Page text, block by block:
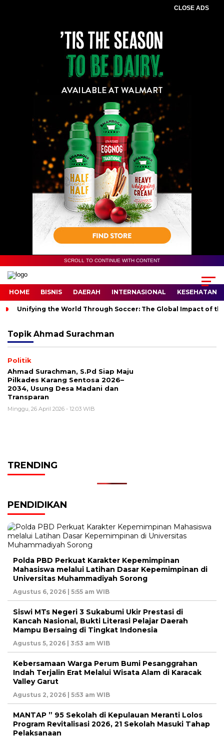
CLOSE ADS
SCROLL TO CONTINUE WITH CONTENT
HOME BISNIS DAERAH INTERNASIONAL KESEHATAN
Unifying the World Through Soccer: The Global Impact of
Topik Ahmad Surachman
Politik
Ahmad Surachman, S.Pd Siap Maju
Pilkades Karang Sentosa 2026–
2034, Usung Desa Madani dan
Transparan
Minggu, 26 April 2026 - 12:03 WIB
TRENDING
PENDIDIKAN
Polda PBD Perkuat Karakter Kepemimpinan
Mahasiswa melalui Latihan Dasar Kepemimpinan di
Universitas Muhammadiyah Sorong
Agustus 6, 2026 | 5:55 am WIB
Siswi MTs Negeri 3 Sukabumi Ukir Prestasi di
Kancah Nasional, Bukti Literasi Pelajar Daerah
Mampu Bersaing di Tingkat Indonesia
Agustus 5, 2026 | 3:53 am WIB
Kebersamaan Warga Perum Bumi Pesanggrahan
Indah Terjalin Erat Melalui Wisata Alam di Karacak
Valley Garut
Agustus 2, 2026 | 5:53 am WIB
MANTAP ” 95 Sekolah di Kepulauan Meranti Lolos
Program Revitalisasi 2026, 21 Sekolah Masuki Tahap
Pelaksanaan